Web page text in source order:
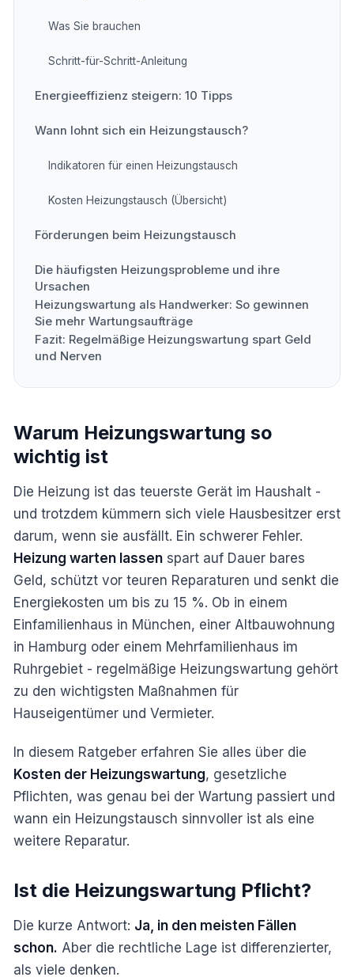
Was Sie brauchen
Schritt-für-Schritt-Anleitung
Energieeffizienz steigern: 10 Tipps
Wann lohnt sich ein Heizungstausch?
Indikatoren für einen Heizungstausch
Kosten Heizungstausch (Übersicht)
Förderungen beim Heizungstausch
Die häufigsten Heizungsprobleme und ihre
Ursachen
Heizungswartung als Handwerker: So gewinnen
Sie mehr Wartungsaufträge
Fazit: Regelmäßige Heizungswartung spart Geld
und Nerven
Warum Heizungswartung so
wichtig ist
Die Heizung ist das teuerste Gerät im Haushalt -
und trotzdem kümmern sich viele Hausbesitzer erst
darum, wenn sie ausfällt. Ein schwerer Fehler.
Heizung warten lassen spart auf Dauer bares
Geld, schützt vor teuren Reparaturen und senkt die
Energiekosten um bis zu 15 %. Ob in einem
Einfamilienhaus in München, einer Altbauwohnung
in Hamburg oder einem Mehrfamilienhaus im
Ruhrgebiet - regelmäßige Heizungswartung gehört
zu den wichtigsten Maßnahmen für
Hauseigentümer und Vermieter.
In diesem Ratgeber erfahren Sie alles über die
Kosten der Heizungswartung, gesetzliche
Pflichten, was genau bei der Wartung passiert und
wann ein Heizungstausch sinnvoller ist als eine
weitere Reparatur.
Ist die Heizungswartung Pflicht?
Die kurze Antwort: Ja, in den meisten Fällen
schon. Aber die rechtliche Lage ist differenzierter,
als viele denken.